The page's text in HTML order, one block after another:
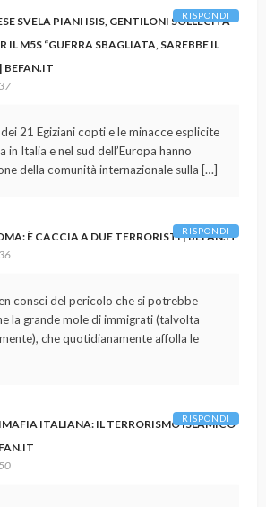
SVELA PIANI ISIS, GENTILONI SOLLECITA
IL M5S “GUERRA SBAGLIATA, SAREBBE IL
BEFAN.IT
21 Egiziani copti e le minacce esplicite
in Italia e nel sud dell’Europa hanno
della comunità internazionale sulla […]
RISPONDI
È CACCIA A DUE TERRORISTI | BEFAN.IT
consci del pericolo che si potrebbe
la grande mole di immigrati (talvolta
che quotidianamente affolla le
RISPONDI
ITALIANA: IL TERRORISMO ISLAMICO
RISPONDI